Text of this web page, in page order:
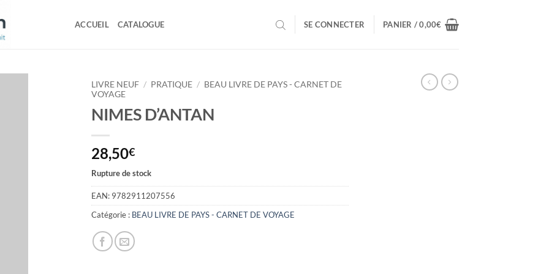
ACCUEIL CATALOGUE SE CONNECTER PANIER /0,00€
LIVRE NEUF / PRATIQUE / BEAU LIVRE DE PAYS - CARNET DE
VOYAGE
NIMES D’ANTAN
28,50€
Rupture de stock
EAN: 9782911207556
Catégorie : BEAU LIVRE DE PAYS - CARNET DE VOYAGE